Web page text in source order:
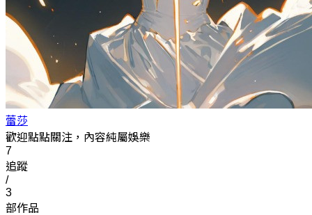
蕾莎
歡迎點點關注，內容純屬娛樂
7
追蹤
/
3
部作品